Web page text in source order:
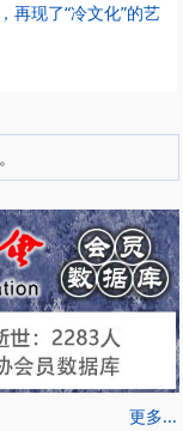
再现了“冷文化”的艺
更多...